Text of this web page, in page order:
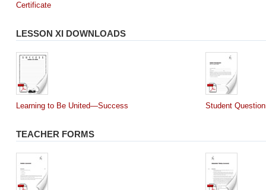
Certificate
LESSON XI DOWNLOADS
Learning to Be United—Success Student
TEACHER FORMS